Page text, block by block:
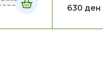
630 ден